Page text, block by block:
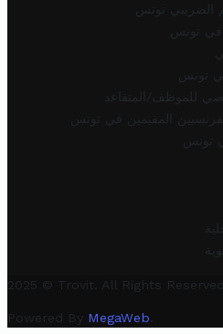
الضريبي تونس
في تونس
تونس
للموظف/المتقاعد
المقيمين في تونس
تونس
2025 © Trovit. All Rights Reserved.
Powered By MegaWeb